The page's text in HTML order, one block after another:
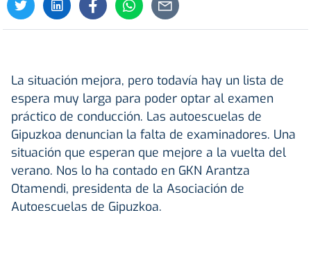
La situación mejora, pero todavía hay un lista de
espera muy larga para poder optar al examen
práctico de conducción. Las autoescuelas de
Gipuzkoa denuncian la falta de examinadores. Una
situación que esperan que mejore a la vuelta del
verano. Nos lo ha contado en GKN Arantza
Otamendi, presidenta de la Asociación de
Autoescuelas de Gipuzkoa.